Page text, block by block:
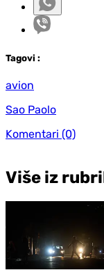
Tagovi :
avion
Sao Paolo
Komentari (0)
Više iz